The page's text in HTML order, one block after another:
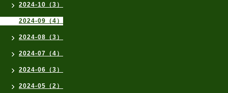
2024-10（3）
2024-09（4）
2024-08（3）
2024-07（4）
2024-06（3）
2024-05（2）